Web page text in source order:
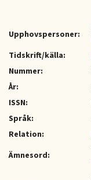
Upphovspersoner:
Tidskrift/källa:
Nummer:
År:
ISSN:
Språk:
Relation:
Ämnesord: